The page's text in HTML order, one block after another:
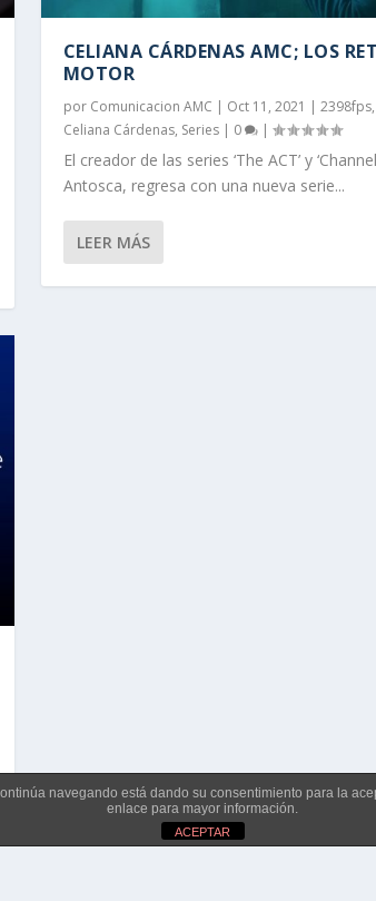
CELIANA CÁRDENAS AMC; LOS
MOTOR
por Comunicacion AMC | Oct 11, 2021 | 2398fps,
Celiana Cárdenas, Series| 0 |
El creador de las series ‘The ACT’ y
Antosca, regresa con una nueva serie...
LEER MÁS
navegando está dando su consentimiento para la
enlace para mayor información.
ACEPTAR